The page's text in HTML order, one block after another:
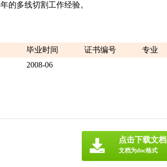
的多线切割工作经验。
毕业时间 证书编号
专业
2008-06
点击下载文档
文档为doc格式